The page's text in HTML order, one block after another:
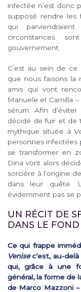
infectée n’est donc
supposé rendre les
qui
circonstances
gouvernement.
C’est au sein de
que nous faisons la
amis qui vont
Manuele et Camilla
sérum. Afin
décidé de fuir et de
mythique située à
personnes infectées
se transformer en
Dina vont alors
sorcière à l’origine
dans leur quête.
évidemment pas se
UN RÉCIT DE
DANS LE
Ce qui frappe
Venisec’est, au-delà
qui, grâce à une
général, la forme de
de Marco Mazzoni